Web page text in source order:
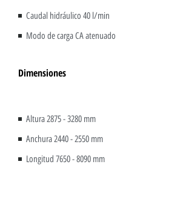
Caudal hidráulico 40 l/min
Modo de carga CA atenuado
Dimensiones
Altura 2875 - 3280 mm
Anchura 2440 - 2550 mm
Longitud 7650 - 8090 mm